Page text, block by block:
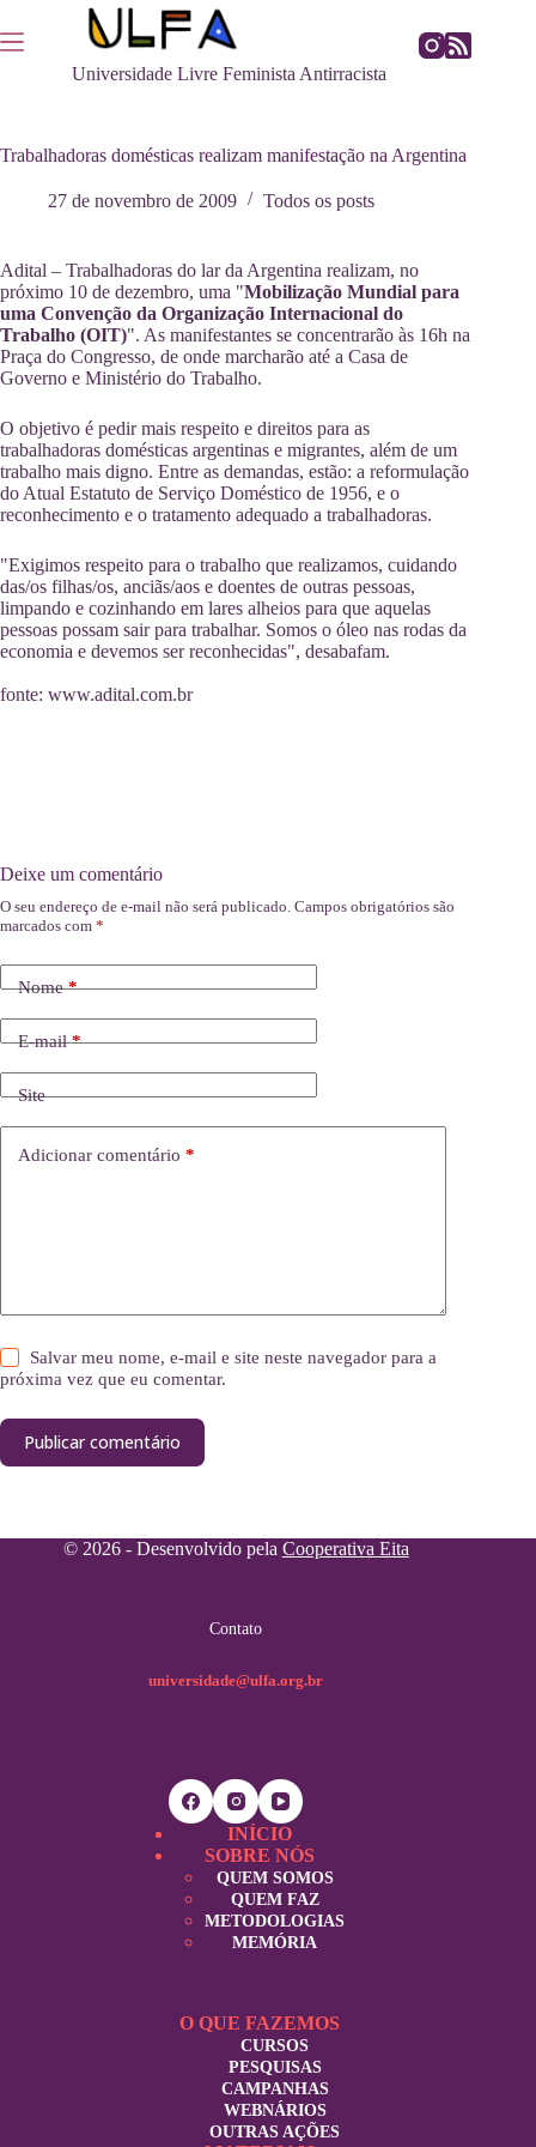
para
o
Universidade Livre Feminista Antirracista
Trabalhadoras domésticas realizam manifestação na Argentina
27 de novembro de 2009 Todos os posts
Adital – Trabalhadoras do lar da Argentina realizam, no
próximo 10 de dezembro, uma "Mobilização Mundial para
uma Convenção da Organização Internacional do
Trabalho (OIT)". As manifestantes se concentrarão às 16h na
Praça do Congresso, de onde marcharão até a Casa de
Governo e Ministério do Trabalho.
O objetivo é pedir mais respeito e direitos para as
trabalhadoras domésticas argentinas e migrantes, além de um
trabalho mais digno. Entre as demandas, estão: a reformulação
do Atual Estatuto de Serviço Doméstico de 1956, e o
reconhecimento e o tratamento adequado a trabalhadoras.
"Exigimos respeito para o trabalho que realizamos, cuidando
das/os filhas/os, anciãs/aos e doentes de outras pessoas,
limpando e cozinhando em lares alheios para que aquelas
pessoas possam sair para trabalhar. Somos o óleo nas rodas da
economia e devemos ser reconhecidas", desabafam.
fonte: www.adital.com.br
Deixe um comentário
O seu endereço de e-mail não será publicado. Campos obrigatórios são
marcados com *
Nome*
E-mail*
Site
Adicionar comentário *
Salvar meu nome, e-mail e site neste navegador para a
próxima vez que eu comentar.
Publicar comentário
© 2026 - Desenvolvido pela Cooperativa Eita
Contato
universidade@ulfa.org.br
INÍCIO
SOBRE NÓS
QUEM SOMOS
QUEM FAZ
METODOLOGIAS
MEMÓRIA
O QUE FAZEMOS
CURSOS
PESQUISAS
CAMPANHAS
WEBNÁRIOS
OUTRAS AÇÕES